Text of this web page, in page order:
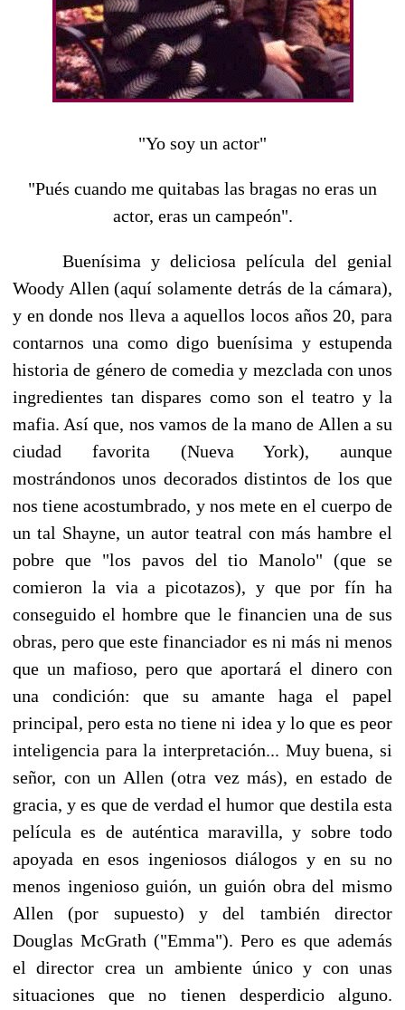
"Yo soy un actor"
"Pués cuando me quitabas las bragas no eras un
actor, eras un campeón".
Buenísima y deliciosa película del genial
Woody Allen (aquí solamente detrás de la cámara),
y en donde nos lleva a aquellos locos años 20, para
contarnos una como digo buenísima y estupenda
historia de género de comedia y mezclada con unos
ingredientes tan dispares como son el teatro y la
mafia. Así que, nos vamos de la mano de Allen a su
ciudad favorita (Nueva York), aunque
mostrándonos unos decorados distintos de los que
nos tiene acostumbrado, y nos mete en el cuerpo de
un tal Shayne, un autor teatral con más hambre el
pobre que "los pavos del tio Manolo" (que se
comieron la via a picotazos), y que por fín ha
conseguido el hombre que le financien una de sus
obras, pero que este financiador es ni más ni menos
que un mafioso, pero que aportará el dinero con
una condición: que su amante haga el papel
principal, pero esta no tiene ni idea y lo que es peor
inteligencia para la interpretación... Muy buena, si
señor, con un Allen (otra vez más), en estado de
gracia, y es que de verdad el humor que destila esta
película es de auténtica maravilla, y sobre todo
apoyada en esos ingeniosos diálogos y en su no
menos ingenioso guión, un guión obra del mismo
Allen (por supuesto) y del también director
Douglas McGrath ("Emma"). Pero es que además
el director crea un ambiente único y con unas
situaciones que no tienen desperdicio alguno.